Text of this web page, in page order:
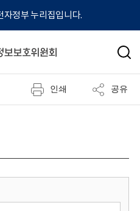
자정부 누리집입니다.
검
인쇄 공유